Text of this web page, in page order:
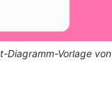
Diagramm-Vorlage von